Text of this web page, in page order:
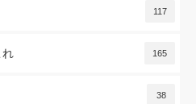
117
れ 165
38